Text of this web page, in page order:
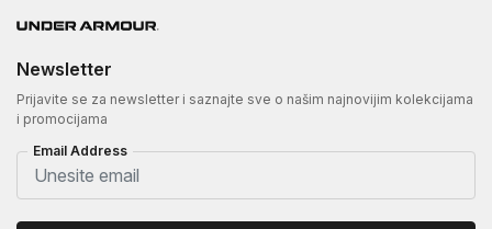
Newsletter
Prijavite se za newsletter i saznajte sve o našim najnovijim kolekcijama
i promocijama
Email Address